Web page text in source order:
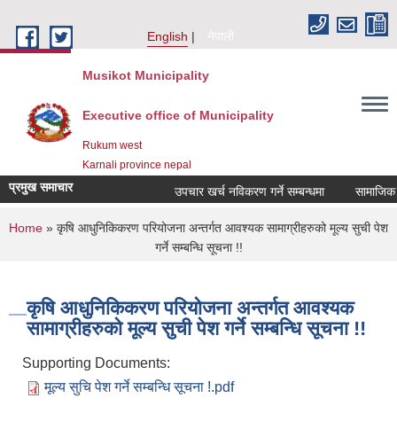
English
नेपाली
Musikot Municipality
Executive office of Municipality
Rukum west
Karnali province nepal
प्रमुख समाचार उपचार खर्च नविकरण गर्ने सम्बन्धमा
You are here
Home » कृषि आधुनिकिकरण परियोजना अन्तर्गत आवश्यक सामाग्रीहरुको मूल्य सुची पेश
गर्ने सम्बन्धि सूचना !!
कृषि आधुनिकिकरण परियोजना अन्तर्गत आवश्यक
सामाग्रीहरुको मूल्य सुची पेश गर्ने सम्बन्धि सूचना !!
Supporting Documents:
मूल्य सुचि पेश गर्ने सम्बन्धि सूचना !.pdf